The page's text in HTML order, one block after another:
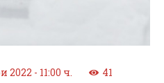
- 11:00 ч. 41